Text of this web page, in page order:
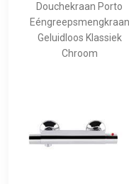
Douchekraan Porto
Eéngreepsmengkraan
Geluidloos Klassiek
Chroom